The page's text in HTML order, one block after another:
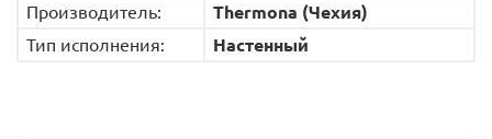
Производитель:
Thermona (Чехия)
Тип исполнения:
Настенный